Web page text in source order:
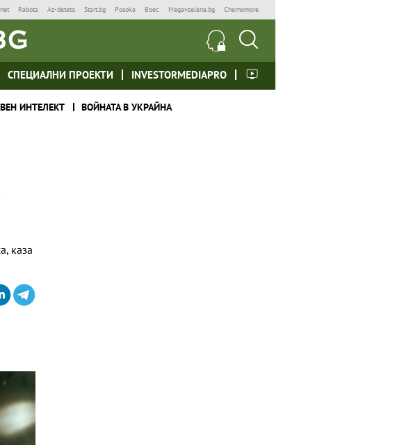
Rabota Az-deteto Start.bg Posoka Boec Megavselena.bg Chernomore
СПЕЦИАЛНИ ПРОЕКТИ INVESTORMEDIAPRO
ИНТЕЛЕКТ ВОЙНАТА В УКРАЙНА
каза